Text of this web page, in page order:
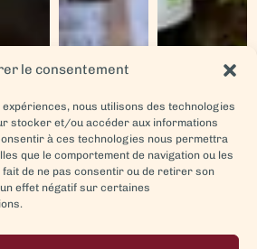
le consentement
nous utilisons des technologies
stocker et/ou accéder aux informations
à ces technologies nous permettra
que le comportement de navigation ou les
de ne pas consentir ou de retirer son
effet négatif sur certaines